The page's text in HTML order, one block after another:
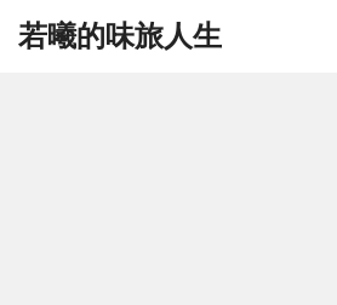
若曦的味旅人生